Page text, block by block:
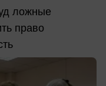
ложные
право